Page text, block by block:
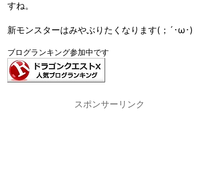
すね。
新モンスターはみやぶりたくなります(；´･ω･)
ブログランキング参加中です
スポンサーリンク